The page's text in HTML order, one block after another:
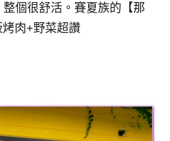
個很舒活。賽夏族的【那
肉+野菜超讚